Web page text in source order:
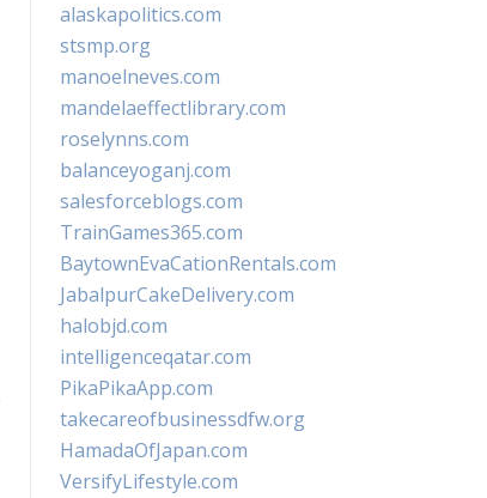
alaskapolitics.com
stsmp.org
manoelneves.com
mandelaeffectlibrary.com
roselynns.com
balanceyoganj.com
salesforceblogs.com
TrainGames365.com
BaytownEvaCationRentals.com
JabalpurCakeDelivery.com
halobjd.com
intelligenceqatar.com
PikaPikaApp.com
takecareofbusinessdfw.org
HamadaOfJapan.com
VersifyLifestyle.com